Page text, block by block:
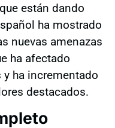
están dando
ha mostrado
nuevas amenazas
ha afectado
ha incrementado
destacados.